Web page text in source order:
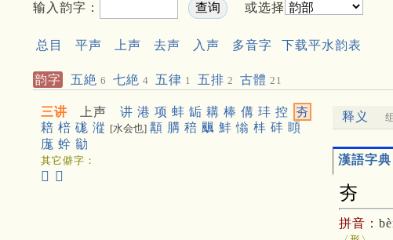
输入韵字： 或选择
总目 平声 上声 去声 入声 多音字 下载平水韵表
韵字 五絶 6 七絶 4 五律 1 五排 2 古體 21
三讲 上声 讲 港 项 蚌 缿 耩 棒 傋 玤 控
夯
䎧 棓 硥 漎 [水会也] 顜 䐟 稖 䬕 䰷 慃 㭋 䂜 䁰
庬 䖫 勜
其它僻字：
𢗒 𪁒
释义
漢語字典
夯
拼音：